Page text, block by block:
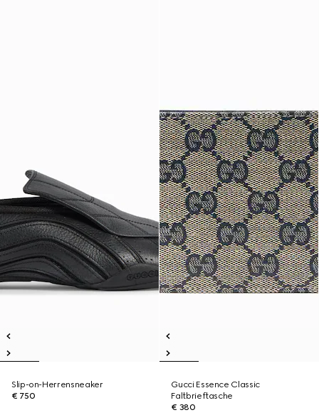
Slip-on-Herrensneaker
€ 750
Gucci Essence Classic
Faltbrieftasche
€ 380